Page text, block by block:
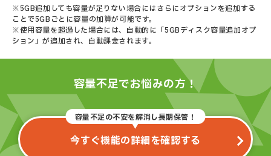
※5GB追加しても容量が足りない場合にはさらにオプションを追加する
ことで5GBごとに容量の加算が可能です。
※使用容量を超過した場合には、自動的に「5GBディスク容量追加オプ
ション」が追加され、自動課金されます。
容量不足でお悩みの方！
容量不足の不安を解消し長期保管！
今すぐ機能の詳細を確認する